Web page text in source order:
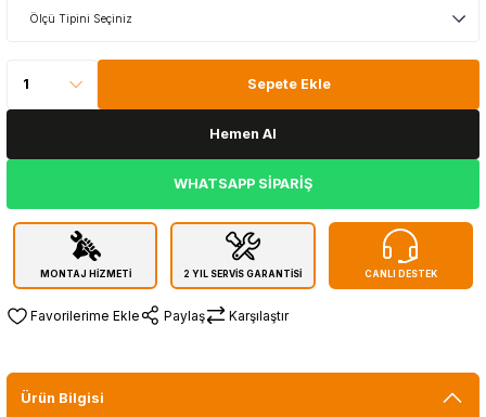
Sepete Ekle
Hemen Al
WHATSAPP SİPARİŞ
MONTAJ HİZMETİ 2 YIL SERVİS GARANTİSİ CANLI DESTEK
Paylaş Karşılaştır
Ürün Bilgisi